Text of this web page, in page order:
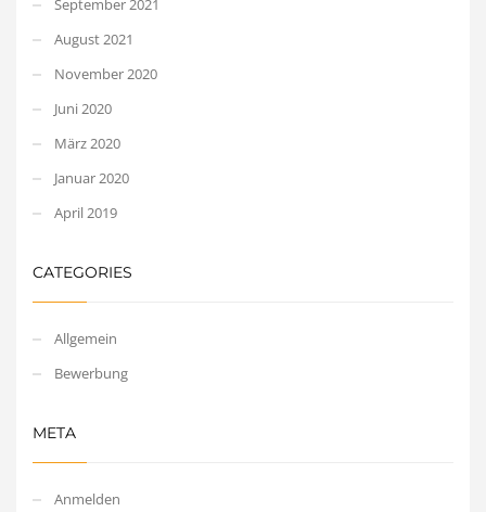
September 2021
August 2021
November 2020
Juni 2020
März 2020
Januar 2020
April 2019
CATEGORIES
Allgemein
Bewerbung
META
Anmelden